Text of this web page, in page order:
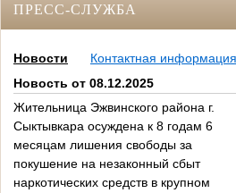
ПРЕСС-СЛУЖБА
Новости
Контактная информация
Новость от 08.12.2025
Жительница Эжвинского района г.
Сыктывкара осуждена к 8 годам 6
месяцам лишения свободы за
покушение на незаконный сбыт
наркотических средств в крупном